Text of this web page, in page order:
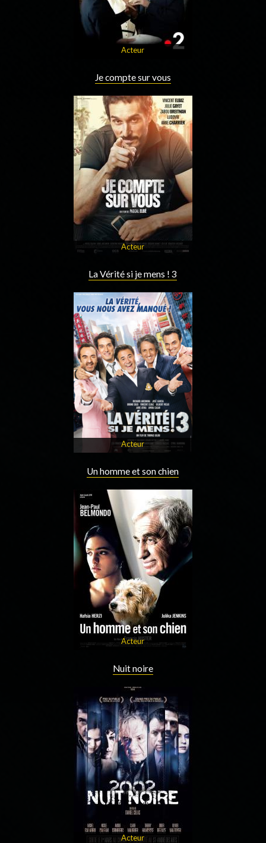
Acteur
Je compte sur vous
Acteur
La Vérité si je mens ! 3
Acteur
Un homme et son chien
Acteur
Nuit noire
Acteur